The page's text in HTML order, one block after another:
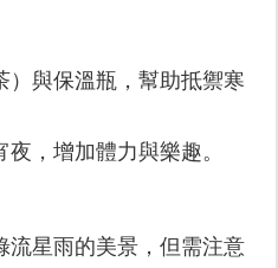
）與保溫瓶，幫助抵禦寒
，增加體力與樂趣。
流星雨的美景，但需注意